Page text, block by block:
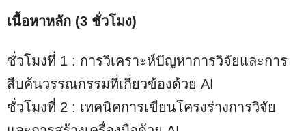
เนื้อหาหลัก (3 ชั่วโมง)
ชั่วโมงที่ 1 : การวิเคราะห์ปัญหาการวิจัยและการ
สืบค้นวรรณกรรมที่เกี่ยวข้องด้วย AI
ชั่วโมงที่ 2 : เทคนิคการเขียนโครงร่างการวิจัย